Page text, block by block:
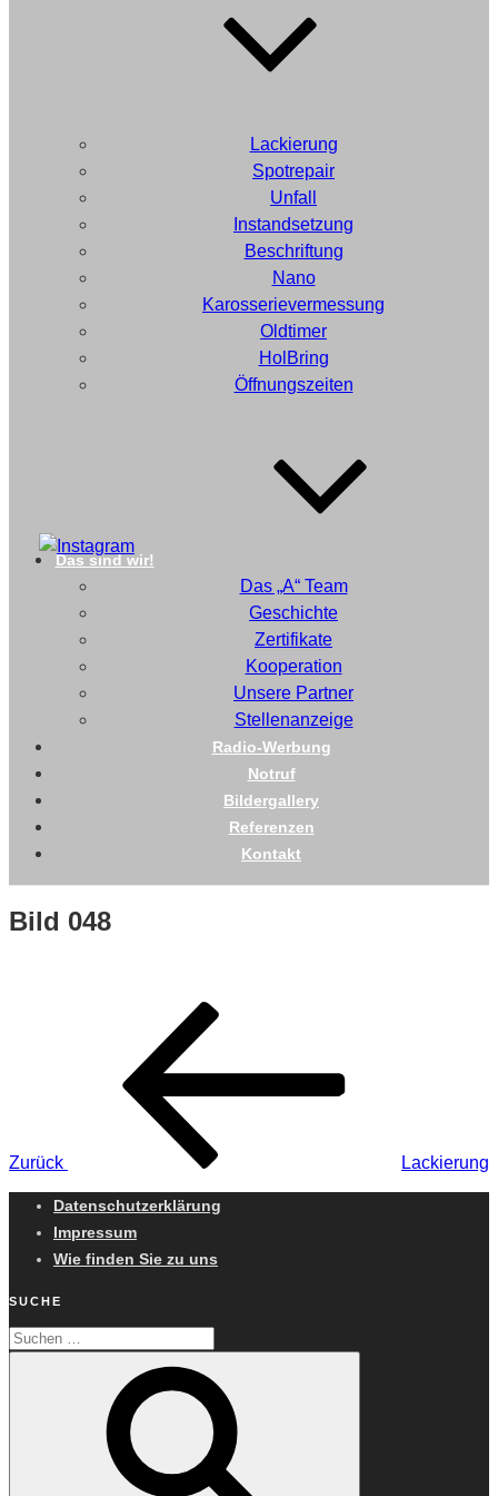
Lackierung
Spotrepair
Unfall
Instandsetzung
Beschriftung
Nano
Karosserievermessung
Oldtimer
HolBring
Öffnungszeiten
Das sind wir!
Das „A“ Team
Geschichte
Zertifikate
Kooperation
Unsere Partner
Stellenanzeige
Radio-Werbung
Notruf
Bildergallery
Referenzen
Kontakt
Bild 048
Beitragsnavigation
Zurück Lackierung
Datenschutzerklärung
Impressum
Wie finden Sie zu uns
SUCHE
Suchen